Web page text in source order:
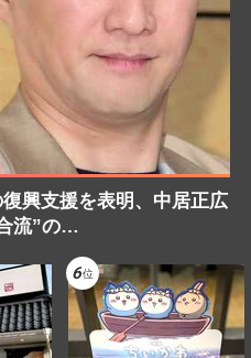
興支援を表明、中居正広
流”の…